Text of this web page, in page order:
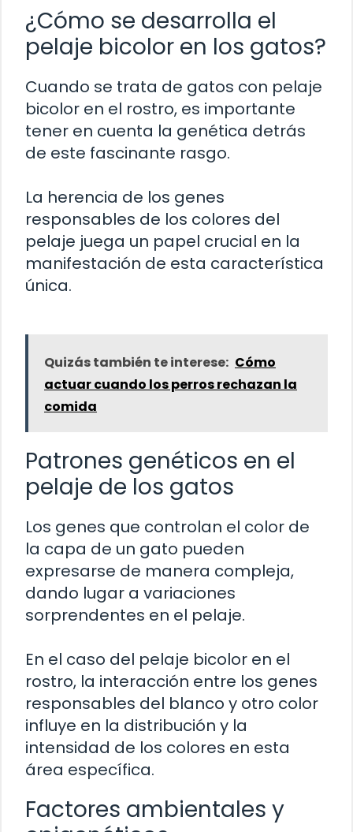
¿Cómo se desarrolla el
pelaje bicolor en los gatos?
Cuando se trata de gatos con pelaje
bicolor en el rostro, es importante
tener en cuenta la genética detrás
de este fascinante rasgo.
La herencia de los genes
responsables de los colores del
pelaje juega un papel crucial en la
manifestación de esta característica
única.
Quizás también te interese: Cómo
actuar cuando los perros rechazan la
comida
Patrones genéticos en el
pelaje de los gatos
Los genes que controlan el color de
la capa de un gato pueden
expresarse de manera compleja,
dando lugar a variaciones
sorprendentes en el pelaje.
En el caso del pelaje bicolor en el
rostro, la interacción entre los genes
responsables del blanco y otro color
influye en la distribución y la
intensidad de los colores en esta
área específica.
Factores ambientales y